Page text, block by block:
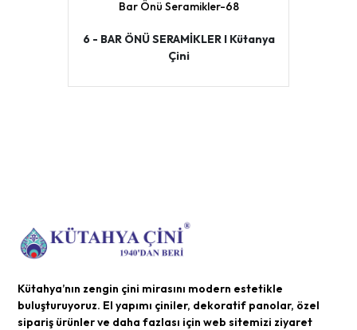
Bar Önü Seramikler-68
6 - BAR ÖNÜ SERAMİKLER I Kütanya
Çini
Kütahya’nın zengin çini mirasını modern estetikle
buluşturuyoruz. El yapımı çiniler, dekoratif panolar, özel
sipariş ürünler ve daha fazlası için web sitemizi ziyaret